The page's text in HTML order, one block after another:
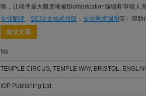
验，让稿件最大限度地被Biofabrication编辑和审稿人
专业翻译 ， SCI论文格式排版 ， 专业学术制图等）帮助
提交文稿
No
TEMPLE CIRCUS, TEMPLE WAY, BRISTOL,
IOP Publishing Ltd.